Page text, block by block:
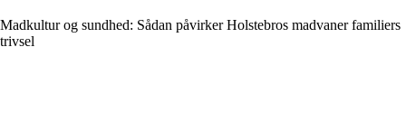
Madkultur og sundhed: Sådan påvirker Holstebros madvaner familiers
trivsel